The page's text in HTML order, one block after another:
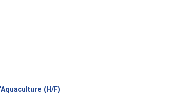
(H/F)